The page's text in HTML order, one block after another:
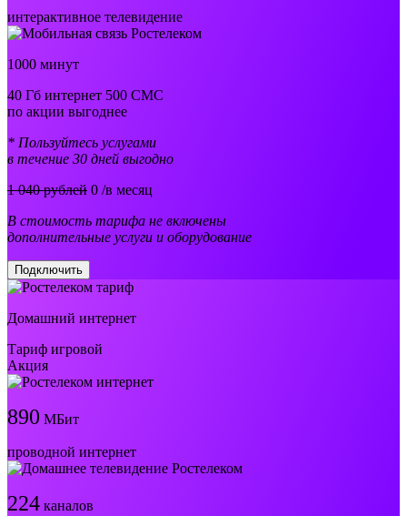
интерактивное телевидение
1000 минут
40 Гб интернет 500 СМС
по акции выгоднее
* Пользуйтесь услугами
в течение 30 дней выгодно
1 040 рублей 0 /в месяц
В стоимость тарифа не включены
дополнительные услуги и оборудование
Подключить
Домашний интернет
Тариф игровой
Акция
890 МБит
проводной интернет
224 каналов